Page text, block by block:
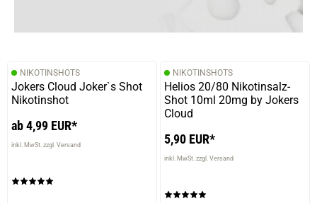
Martin T.
Die Bewertung erfolgte ohne Abgabe eines Kommentars
02.10.2024 — via
Trustedshops.de
verifizierter Onlinekauf.
Die Bewertung erfolgte ohne Abgabe eines Kommentars
NIKOTINSHOTS
Jokers Cloud Joker`s Shot
Nikotinshot
ab 4,99 EUR*
inkl. MwSt. zzgl. Versand
NIKOTINSHOTS
Helios 20/80 Nikotinsalz-
Shot 10ml 20mg by Jokers
Cloud
5,90 EUR*
inkl. MwSt. zzgl. Versand